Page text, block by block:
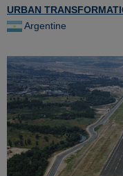
URBAN
Argentine